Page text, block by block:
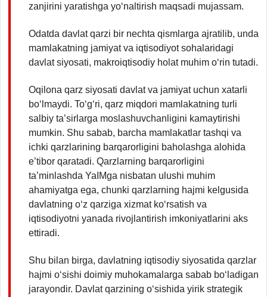
zanjirini yaratishga yo‘naltirish maqsadi mujassam.
Odatda davlat qarzi bir nechta qismlarga ajratilib, unda
mamlakatning jamiyat va iqtisodiyot sohalaridagi
davlat siyosati, makroiqtisodiy holat muhim o‘rin tutadi.
Oqilona qarz siyosati davlat va jamiyat uchun xatarli
bo‘lmaydi. To‘g‘ri, qarz miqdori mamlakatning turli
salbiy ta’sirlarga moslashuvchanligini kamaytirishi
mumkin. Shu sabab, barcha mamlakatlar tashqi va
ichki qarzlarining barqarorligini baholashga alohida
e’tibor qaratadi. Qarzlarning barqarorligini
ta’minlashda YaIMga nisbatan ulushi muhim
ahamiyatga ega, chunki qarzlarning hajmi kelgusida
davlatning o‘z qarziga xizmat ko‘rsatish va
iqtisodiyotni yanada rivojlantirish imkoniyatlarini aks
ettiradi.
Shu bilan birga, davlatning iqtisodiy siyosatida qarzlar
hajmi o‘sishi doimiy muhokamalarga sabab bo‘ladigan
jarayondir. Davlat qarzining o‘sishida yirik strategik